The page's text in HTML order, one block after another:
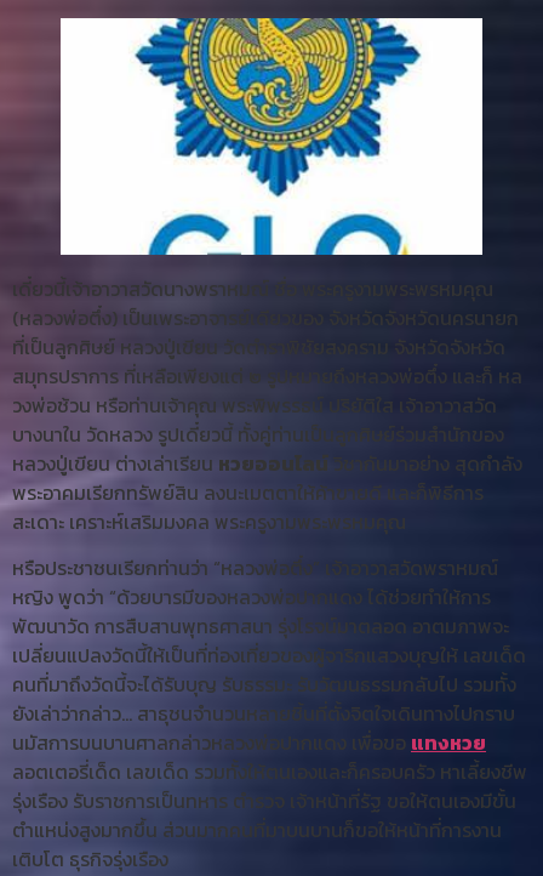
เดี๋ยวนี้เจ้าอาวาสวัดนางพราหมณ์ ชื่อ พระครูงามพระพรหมคุณ
(หลวงพ่อตึ๋ง) เป็นเพระอาจารย์เดียวของ จังหวัดจังหวัดนครนายก
ที่เป็นลูกศิษย์ หลวงปู่เขียน วัดตำราพิชัยสงคราม จังหวัดจังหวัด
สมุทรปราการ ที่เหลือเพียงแต่ ๒ รูปหมายถึงหลวงพ่อตึ๋ง และก็ หล
วงพ่อช้วน หรือท่านเจ้าคุณ พระพิพรรธน์ ปริยัติใส เจ้าอาวาสวัด
บางนาใน วัดหลวง รูปเดี๋ยวนี้ ทั้งคู่ท่านเป็นลูกศิษย์ร่วมสำนักของ
หลวงปู่เขียน ต่างเล่าเรียน หวยออนไลน์วิชากันมาอย่าง สุดกำลัง
พระอาคมเรียกทรัพย์สิน ลงนะเมตตาให้ค้าขายดี และก็พิธีการ
สะเดาะ เคราะห์เสริมมงคล พระครูงามพระพรหมคุณ
หรือประชาชนเรียกท่านว่า “หลวงพ่อตึ๋ง” เจ้าอาวาสวัดพราหมณ์
หญิง พูดว่า “ด้วยบารมีของหลวงพ่อปากแดง ได้ช่วยทำให้การ
พัฒนาวัด การสืบสานพุทธศาสนา รุ่งโรจน์มาตลอด อาตมภาพจะ
เปลี่ยนแปลงวัดนี้ให้เป็นที่ท่องเที่ยวของผู้จาริกแสวงบุญให้ เลขเด็ด
คนที่มาถึงวัดนี้จะได้รับบุญ รับธรรมะ รับวัฒนธรรมกลับไป รวมทั้ง
ยังเล่าว่ากล่าว… สาธุชนจำนวนหลายชิ้นที่ตั้งจิตใจเดินทางไปกราบ
นมัสการบนบานศาลกล่าวหลวงพ่อปากแดง เพื่อขอ แทงหวย
ลอตเตอรี่เด็ด เลขเด็ด รวมทั้งให้ตนเองและก็ครอบครัว หาเลี้ยงชีพ
รุ่งเรือง รับราชการเป็นทหาร ตำรวจ เจ้าหน้าที่รัฐ ขอให้ตนเองมีขั้น
ตำแหน่งสูงมากขึ้น ส่วนมากคนที่มาบนบานก็ขอให้หน้าที่การงาน
เติบโต ธุรกิจรุ่งเรือง